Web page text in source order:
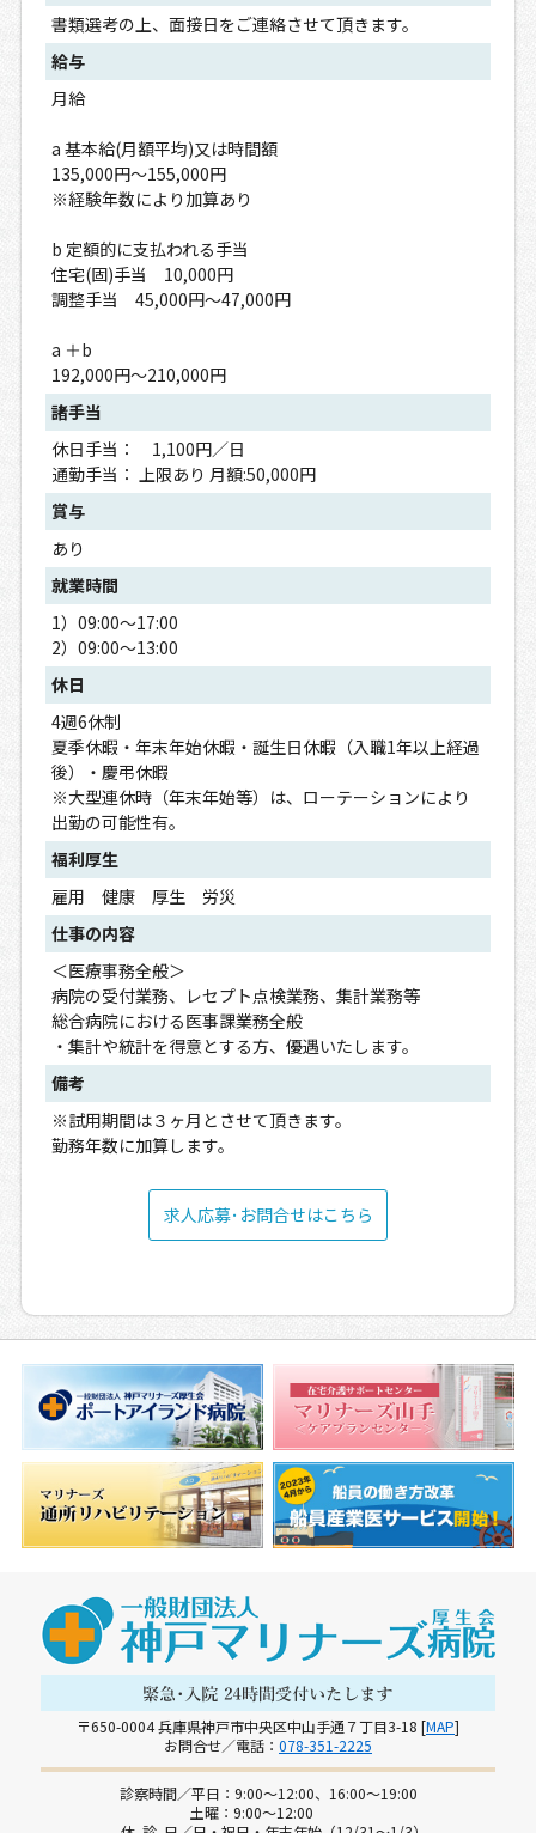
書類選考の上、面接日をご連絡させて頂きます。
給与
月給
a 基本給(月額平均)又は時間額
135,000円～155,000円
※経験年数により加算あり
b 定額的に支払われる手当
住宅(固)手当 10,000円
調整手当 45,000円～47,000円
a ＋b
192,000円～210,000円
諸手当
休日手当： 1,100円／日
通勤手当： 上限あり 月額:50,000円
賞与
あり
就業時間
1）09:00～17:00
2）09:00～13:00
休日
4週6休制
夏季休暇・年末年始休暇・誕生日休暇（入職1年以上経過
後）・慶弔休暇
※大型連休時（年末年始等）は、ローテーションにより
出勤の可能性有。
福利厚生
雇用 健康 厚生 労災
仕事の内容
＜医療事務全般＞
病院の受付業務、レセプト点検業務、集計業務等
総合病院における医事課業務全般
・集計や統計を得意とする方、優遇いたします。
備考
※試用期間は３ヶ月とさせて頂きます。
勤務年数に加算します。
求人応募･お問合せはこちら
〒650-0004 兵庫県神戸市中央区中山手通７丁目3-18 [MAP]
お問合せ／電話： 078-351-2225
診察時間／平日：9:00～12:00、16:00～19:00
土曜：9:00～12:00